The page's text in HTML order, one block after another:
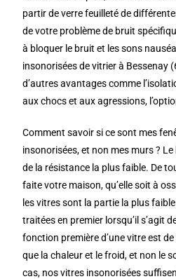
partir de verre feuilleté de
de votre problème de bruit
à bloquer le bruit et les sons
insonorisées de vitrier à Bessenay
d’autres avantages comme
aux chocs et aux agressions,
Comment savoir si ce sont mes
insonorisées, et non mes murs ?
de la résistance la plus faible. De
faite votre maison, qu’elle soit à
les vitres sont la partie la plus
traitées en premier lorsqu’il s’agit
fonction première d’une vitre est
que la chaleur et le froid, et non le
cas, nos vitres insonorisées